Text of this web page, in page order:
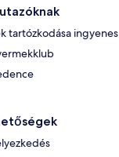
tartózkodása ingyenes